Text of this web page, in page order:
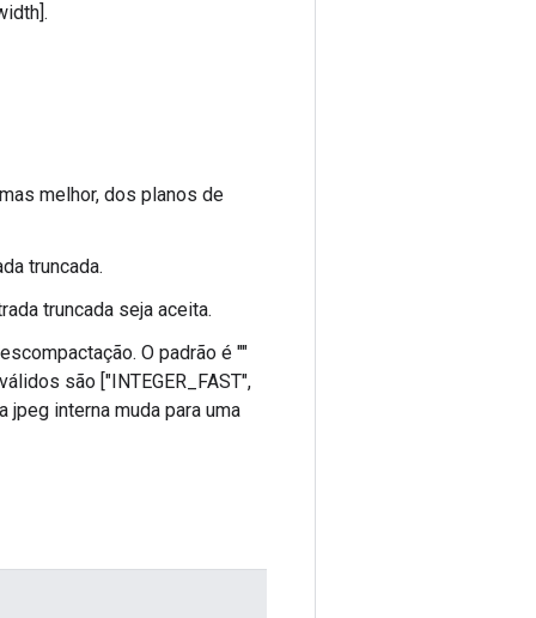
melhor, dos planos de
truncada.
truncada seja aceita.
O padrão é ""
são ["INTEGER_FAST",
jpeg interna muda para uma